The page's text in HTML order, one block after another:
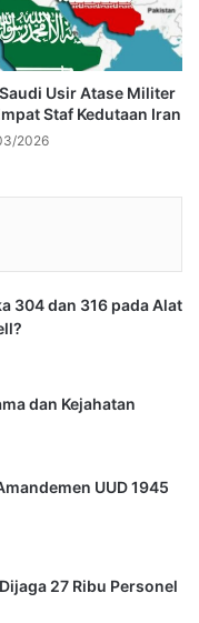
Usir Atase Militer
Staf Kedutaan Iran
2026
304 dan 316 pada Alat
dan Kejahatan
UUD 1945
27 Ribu Personel